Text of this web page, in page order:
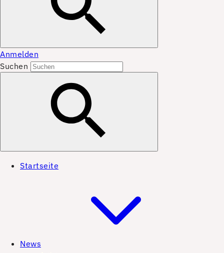
Anmelden
Suchen
Startseite
News